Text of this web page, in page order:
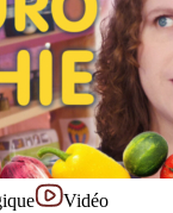
Vidéo